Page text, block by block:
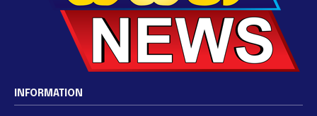
INFORMATION